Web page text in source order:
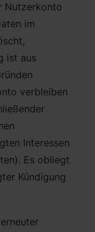
Nutzerkonto
im
ist aus
verbleiben
Interessen
Es obliegt
Kündigung